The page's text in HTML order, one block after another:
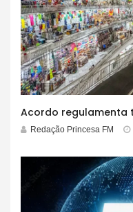
Redação Princesa FM